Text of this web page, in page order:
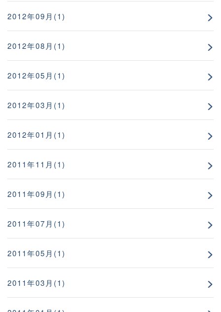
2012年09月(1)
2012年08月(1)
2012年05月(1)
2012年03月(1)
2012年01月(1)
2011年11月(1)
2011年09月(1)
2011年07月(1)
2011年05月(1)
2011年03月(1)